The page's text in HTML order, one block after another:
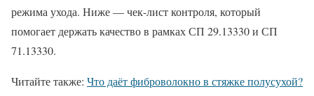
режима ухода. Ниже — чек-лист контроля, который
помогает держать качество в рамках СП 29.13330 и СП
71.13330.
Читайте также: Что даёт фиброволокно в стяжке полусухой?